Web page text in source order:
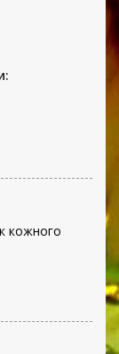
кожного